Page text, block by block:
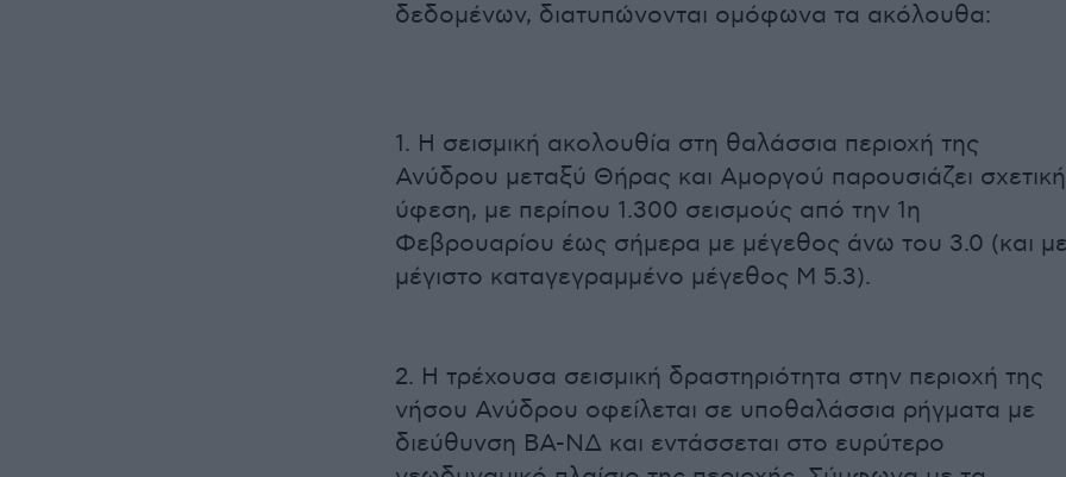
δεδομένων, διατυπώνονται ομόφωνα τα ακόλουθα:
1. Η σεισμική ακολουθία στη θαλάσσια περιοχή της
Ανύδρου μεταξύ Θήρας και Αμοργού παρουσιάζει σχετική
ύφεση, με περίπου 1.300 σεισμούς από την 1η
Φεβρουαρίου έως σήμερα με μέγεθος άνω του 3.0 (και
μέγιστο καταγεγραμμένο μέγεθος Μ 5.3).
2. Η τρέχουσα σεισμική δραστηριότητα στην περιοχή της
νήσου Ανύδρου οφείλεται σε υποθαλάσσια ρήγματα με
διεύθυνση ΒΑ-ΝΔ και εντάσσεται στο ευρύτερο